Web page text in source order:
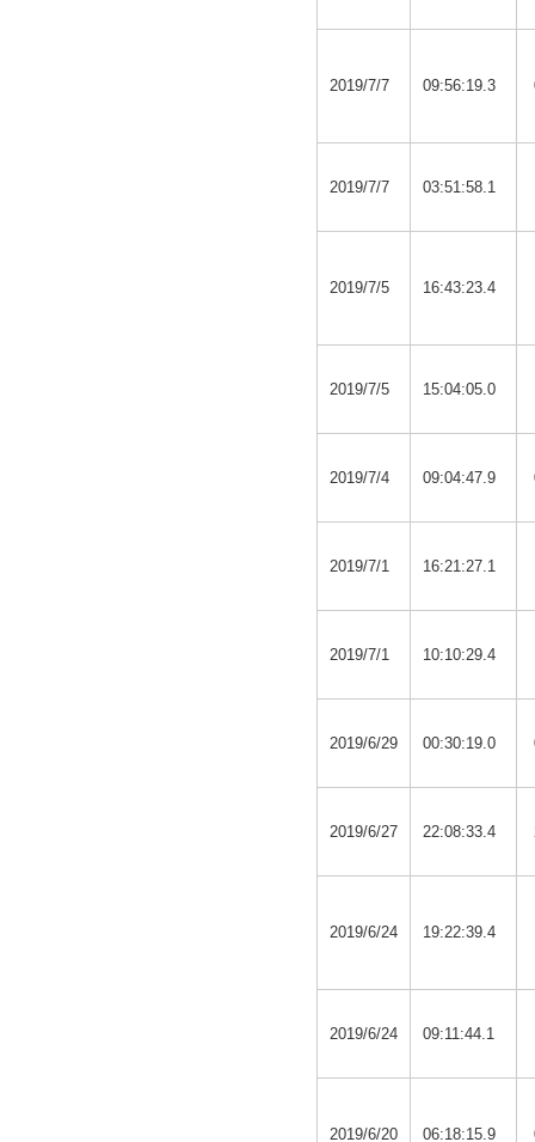
2019/7/7 09:56:19.3
2019/7/7 03:51:58.1
2019/7/5 16:43:23.4
2019/7/5 15:04:05.0
2019/7/4 09:04:47.9
2019/7/1 16:21:27.1
2019/7/1 10:10:29.4
2019/6/29 00:30:19.0
2019/6/27 22:08:33.4
2019/6/24 19:22:39.4
2019/6/24 09:11:44.1
2019/6/20 06:18:15.9